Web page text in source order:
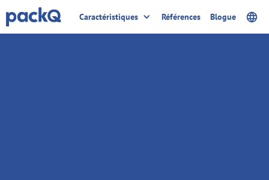
Caractéristiques Références Blogue